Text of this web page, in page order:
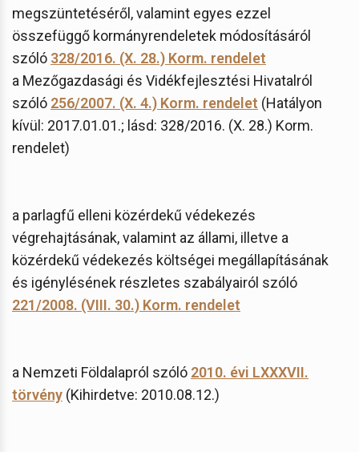
megszüntetéséről, valamint egyes ezzel
összefüggő kormányrendeletek módosításáról
szóló 328/2016. (X. 28.) Korm. rendelet
a Mezőgazdasági és Vidékfejlesztési Hivatalról
szóló 256/2007. (X. 4.) Korm. rendelet (Hatályon
kívül: 2017.01.01.; lásd: 328/2016. (X. 28.) Korm.
rendelet)
a parlagfű elleni közérdekű védekezés
végrehajtásának, valamint az állami, illetve a
közérdekű védekezés költségei megállapításának
és igénylésének részletes szabályairól szóló
221/2008. (VIII. 30.) Korm. rendelet
a Nemzeti Földalapról szóló 2010. évi LXXXVII.
törvény (Kihirdetve: 2010.08.12.)